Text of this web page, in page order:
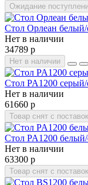
Ожидание
Стол Орлеан белый/
Нет в наличии
34789 р
Нет в наличии
Стол PA1200
Нет в наличии
61660 р
Товар снят с поставок
Стол PA1200
Нет в наличии
63300 р
Товар снят с поставок